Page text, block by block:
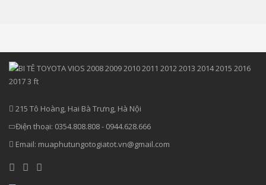
215 Tô Hoàng, Hai Bà Trưng, Hà Nội
Điện thoại: 0354.808.808- 0944.628.666
Email: muaphutungotogiatot.vn@gmail.com